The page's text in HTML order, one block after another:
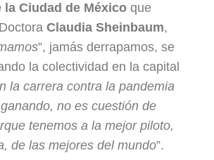
la Ciudad de México que
Claudia Sheinbaum,
”, jamás derrapamos, se
la colectividad en la capital
la carrera contra la pandemia
no es cuestión de
tenemos a la mejor piloto,
de las mejores del mundo”.